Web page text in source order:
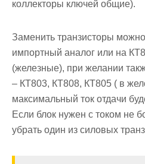
коллекторы ключей общие).
Заменить транзисторы
импортный аналог или на
(железные), при желании
– КТ803, КТ808, КТ805 ( в
максимальный ток отдачи
Если блок нужен с током не
убрать один из силовых